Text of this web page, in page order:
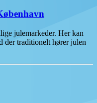
julemarkeder. Her kan
der traditionelt hører julen